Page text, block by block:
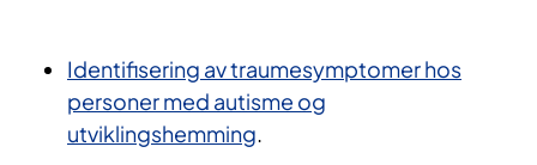
Identifisering av traumesymptomer hos
personer med autisme og
utviklingshemming.